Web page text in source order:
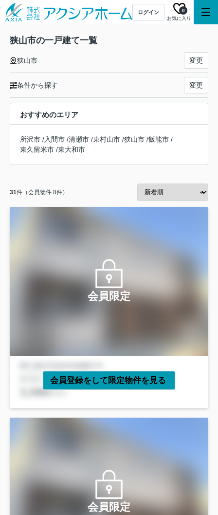
ログイン
お気に入り
0
狭山市の一戸建て一覧
狭山市 変更
条件から探す 変更
おすすめのエリア
所沢市 /入間市 /清瀬市 /東村山市 /狭山市 /飯能市 /
東久留米市 /東大和市
31件（会員物件 8件）
会員限定
会員登録をして限定物件を見る
会員限定